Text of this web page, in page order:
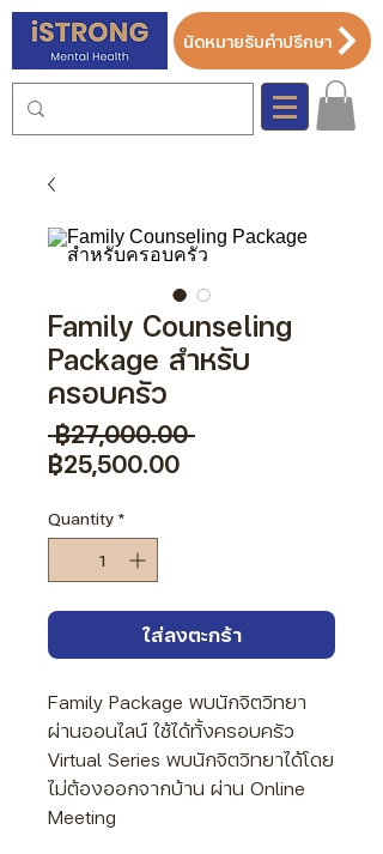
นัดหมายรับคำปรึกษา
Family Counseling
Package สำหรับ
ครอบครัว
฿27,000.00 Regular
฿25,500.00Sale
Quantity *
ใส่ลงตะกร้า
Family Package พบนักจิตวิทยา
ผ่านออนไลน์ ใช้ได้ทั้งครอบครัว
Virtual Series พบนักจิตวิทยาได้โดย
ไม่ต้องออกจากบ้าน ผ่าน Online
Meeting